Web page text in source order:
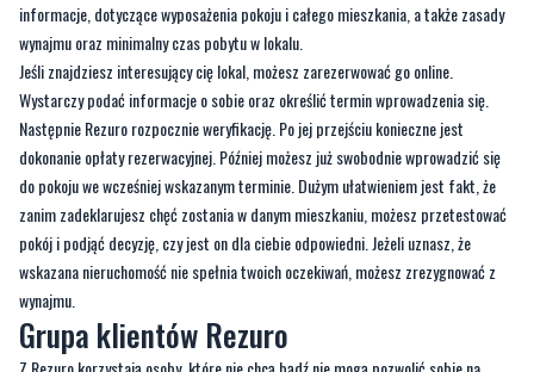
się całkowicie online. Na platformie dostępne sąpropozycje pokoi oraz
mieszkań wraz z wyceną i informacją, co jaki czas pobierane są opłaty, np. co
tydzień lub co miesiąc. W ogłoszeniach znajdują się również szczegółowe
informacje, dotyczące wyposażenia pokoju i całego mieszkania, a także zasady
wynajmu oraz minimalny czas pobytu w lokalu.
Jeśli znajdziesz interesujący cię lokal, możesz zarezerwować go online.
Wystarczy podać informacje o sobie oraz określić termin wprowadzenia się.
Następnie Rezuro rozpocznie weryfikację. Po jej przejściu konieczne jest
dokonanie opłaty rezerwacyjnej. Później możesz już swobodnie wprowadzić się
do pokoju we wcześniej wskazanym terminie. Dużym ułatwieniem jest fakt, że
zanim zadeklarujesz chęć zostania w danym mieszkaniu, możesz przetestować
pokój i podjąć decyzję, czy jest on dla ciebie odpowiedni. Jeżeli uznasz, że
wskazana nieruchomość nie spełnia twoich oczekiwań, możesz zrezygnować z